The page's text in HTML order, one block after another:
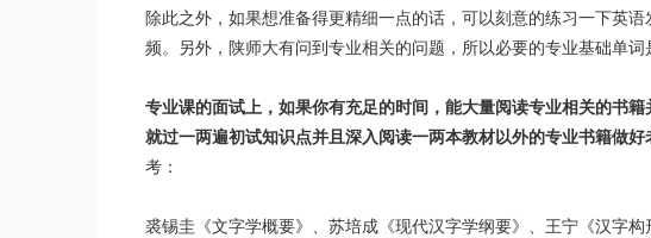
除此之外，如果想准备得更精细一点的话，可以刻意的练习一下英
频。另外，陕师大有问到专业相关的问题，所以必要的专业基础单词
专业课的面试上，如果你有充足的时间，能大量阅读专业相关的书
就过一两遍初试知识点并且深入阅读一两本教材以外的专业书籍做好
考：
裘锡圭《文字学概要》、苏培成《现代汉字学纲要》、王宁《汉字